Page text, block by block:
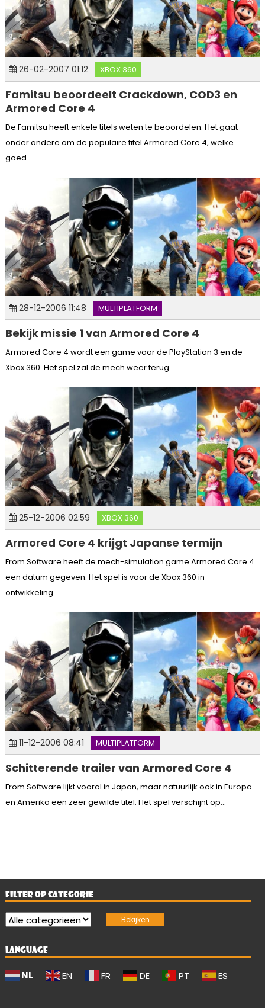
26-02-2007 01:12 XBOX 360
Famitsu beoordeelt Crackdown, COD3 en
Armored Core 4
De Famitsu heeft enkele titels weten te beoordelen. Het gaat
onder andere om de populaire titel Armored Core 4, welke
goed...
28-12-2006 11:48 MULTIPLATFORM
Bekijk missie 1 van Armored Core 4
Armored Core 4 wordt een game voor de PlayStation 3 en de
Xbox 360. Het spel zal de mech weer terug...
25-12-2006 02:59 XBOX 360
Armored Core 4 krijgt Japanse termijn
From Software heeft de mech-simulation game Armored Core 4
een datum gegeven. Het spel is voor de Xbox 360 in
ontwikkeling....
11-12-2006 08:41 MULTIPLATFORM
Schitterende trailer van Armored Core 4
From Software lijkt vooral in Japan, maar natuurlijk ook in Europa
en Amerika een zeer gewilde titel. Het spel verschijnt op...
FILTER OP CATEGORIE
LANGUAGE
NL EN FR DE PT ES